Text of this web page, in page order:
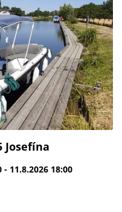
Josefína
- 11.8.2026 18:00